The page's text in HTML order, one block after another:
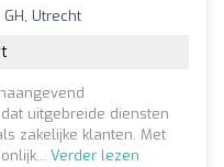
Utrecht
uitgebreide diensten
zakelijke klanten. Met
Verder lezen